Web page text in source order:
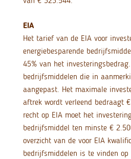
EIA
Het tarief van de EIA voor
energiebesparende
45% van het
bedrijfsmiddelen die in
aangepast. Het maximale
aftrek wordt verleend bedraagt
recht op EIA moet het
bedrijfsmiddel ten minste €
overzicht van de voor EIA
bedrijfsmiddelen is te vinden op